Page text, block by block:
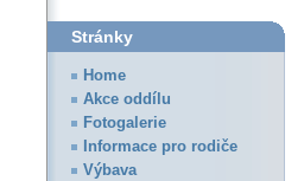
Stránky
Home
Akce oddílu
Fotogalerie
Informace pro rodiče
Výbava